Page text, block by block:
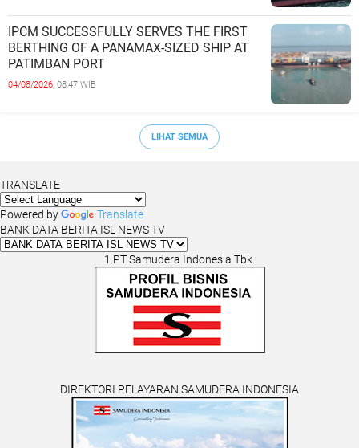
IPCM SUCCESSFULLY SERVES THE FIRST
BERTHING OF A PANAMAX-SIZED SHIP AT
PATIMBAN PORT
04/08/2026, 08:47 WIB
LIHAT SEMUA
TRANSLATE
Powered by
Translate
BANK DATA BERITA ISL NEWS TV
1.PT Samudera Indonesia Tbk.
DIREKTORI PELAYARAN SAMUDERA INDONESIA